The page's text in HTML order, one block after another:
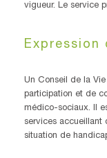
vigueur. Le service
Expression
Un Conseil de la
participation et de
médico-sociaux. Il
services accueillant
situation de